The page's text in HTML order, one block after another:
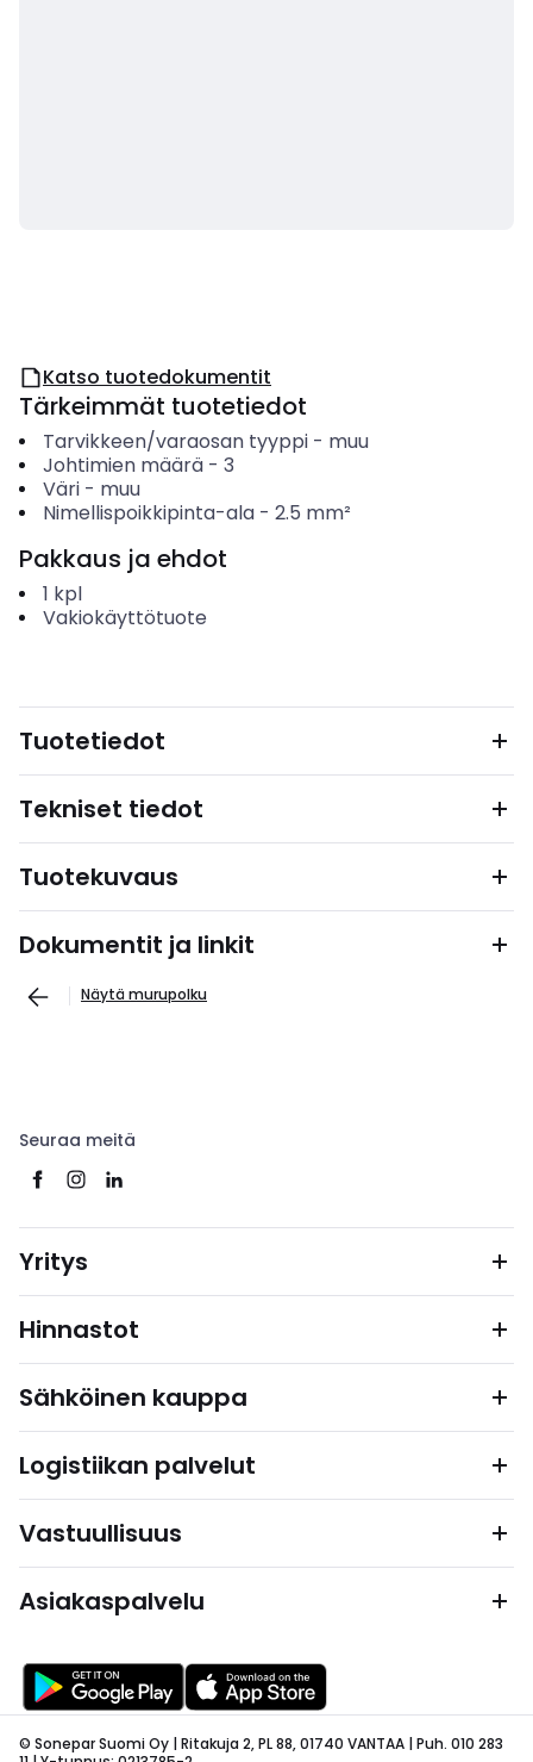
Katso tuotedokumentit
Tärkeimmät tuotetiedot
Tarvikkeen/varaosan tyyppi- muu
Johtimien määrä- 3
Väri- muu
Nimellispoikkipinta-ala- 2.5 mm²
Pakkaus ja ehdot
1 kpl
Vakiokäyttötuote
Tuotetiedot
Tekniset tiedot
Tuotekuvaus
Dokumentit ja linkit
Näytä murupolku
Seuraa meitä
Yritys
Hinnastot
Sähköinen kauppa
Logistiikan palvelut
Vastuullisuus
Asiakaspalvelu
© Sonepar Suomi Oy | Ritakuja 2, PL 88, 01740 VANTAA | Puh. 010 283